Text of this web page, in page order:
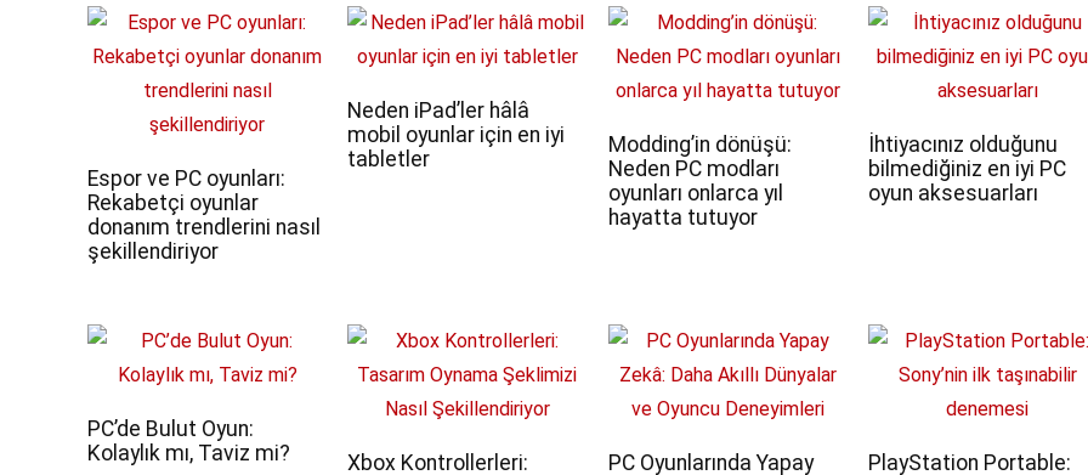
Espor ve PC oyunları:
Rekabetçi oyunlar
donanım trendlerini nasıl
şekillendiriyor
Neden iPad’ler hâlâ
mobil oyunlar için en iyi
tabletler
Modding’in dönüşü:
Neden PC modları
oyunları onlarca yıl
hayatta tutuyor
İhtiyacınız olduğunu
bilmediğiniz en iyi PC
oyun aksesuarları
PC’de Bulut Oyun:
Kolaylık mı, Taviz mi?
Xbox Kontrollerleri: PC Oyunlarında Yapay PlayStation Portable: